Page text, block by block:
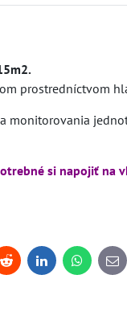
prostredníctvom
monitorovania
si napojiť na
RedditLinkedInWhatsApp
E-
mail